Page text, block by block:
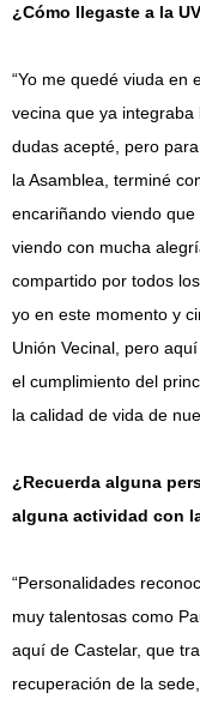
¿Cómo llegaste a la
“Yo me quedé viuda en
vecina que ya integraba
dudas acepté, pero
la Asamblea, terminé
encariñando viendo
viendo con mucha
compartido por todos
yo en este momento y
Unión Vecinal, pero
el cumplimiento del
la calidad de vida de
¿Recuerda alguna
alguna actividad con
“Personalidades
muy talentosas como
aquí de Castelar, que
recuperación de la